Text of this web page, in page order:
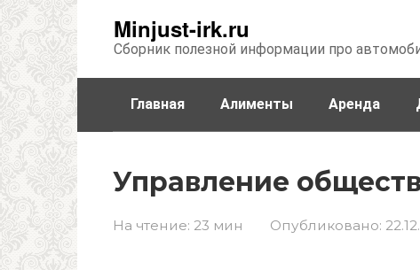
Minjust-irk.ru
Сборник полезной информации про
Главная Алименты Аренда
Управление
На чтение: 23 мин Опубликовано: